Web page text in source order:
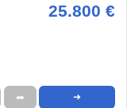
25.800 €
➦ ➜